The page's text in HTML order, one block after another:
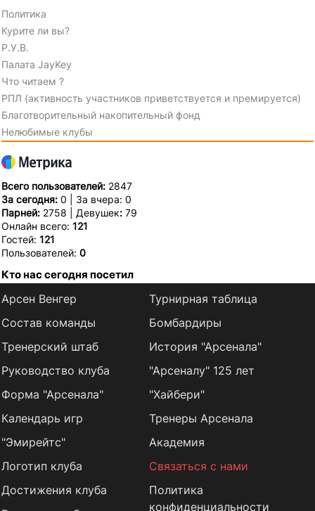
Политика
Курите ли вы?
Р.У.В.
Палата JayKey
Что читаем ?
РПЛ (активность участников приветствуется и премируется)
Благотворительный накопительный фонд
Нелюбимые клубы
Всего пользователей: 2847
За сегодня: 0 | За вчера: 0
Парней: 2758 | Девушек: 79
Онлайн всего: 121
Гостей: 121
Пользователей: 0
Кто нас сегодня посетил
Арсен Венгер
Состав команды
Тренерский штаб
Руководство клуба
Форма "Арсенала"
Календарь игр
Турнирная таблица
Бомбардиры
История "Арсенала"
"Арсеналу" 125 лет
"Хайбери"
Тренеры Арсенала
"Эмирейтс"
Логотип клуба
Достижения клуба
Академия
Связаться с нами
Политика
конфиденциальности